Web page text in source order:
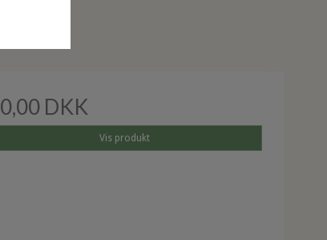
DKK
Vis produkt